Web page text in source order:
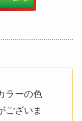
ラーの色
ございま